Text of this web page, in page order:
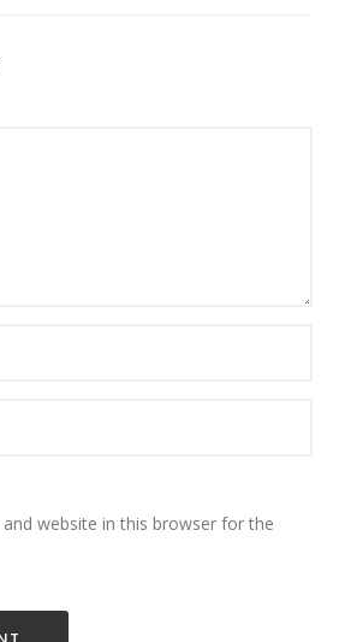
website in this browser for the